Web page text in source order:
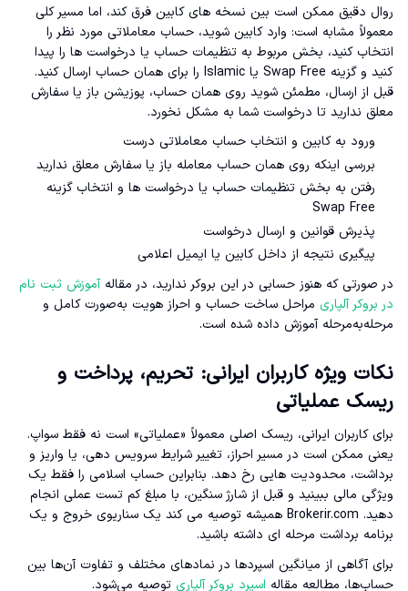
روال دقیق ممکن است بین نسخه های کابین فرق کند، اما مسیر کلی
معمولاً مشابه است: وارد کابین شوید، حساب معاملاتی مورد نظر را
انتخاب کنید، بخش مربوط به تنظیمات حساب یا درخواست ها را پیدا
کنید و گزینه Swap Free یا Islamic را برای همان حساب ارسال کنید.
قبل از ارسال، مطمئن شوید روی همان حساب، پوزیشن باز یا سفارش
معلق ندارید تا درخواست شما به مشکل نخورد.
ورود به کابین و انتخاب حساب معاملاتی درست
بررسی اینکه روی همان حساب معامله باز یا سفارش معلق ندارید
رفتن به بخش تنظیمات حساب یا درخواست ها و انتخاب گزینه
Swap Free
پذیرش قوانین و ارسال درخواست
پیگیری نتیجه از داخل کابین یا ایمیل اعلامی
در صورتی که هنوز حسابی در این بروکر ندارید، در مقاله آموزش ثبت نام
در بروکر آلپاری مراحل ساخت حساب و احراز هویت به‌صورت کامل و
مرحله‌به‌مرحله آموزش داده شده است.
نکات ویژه کاربران ایرانی: تحریم، پرداخت و
ریسک عملیاتی
برای کاربران ایرانی، ریسک اصلی معمولاً «عملیاتی» است نه فقط سواپ.
یعنی ممکن است در مسیر احراز، تغییر شرایط سرویس دهی، یا واریز و
برداشت، محدودیت هایی رخ دهد. بنابراین حساب اسلامی را فقط یک
ویژگی مالی ببینید و قبل از شارژ سنگین، با مبلغ کم تست عملی انجام
دهید. Brokerir.com همیشه توصیه می کند یک سناریوی خروج و یک
برنامه برداشت مرحله ای داشته باشید.
برای آگاهی از میانگین اسپردها در نمادهای مختلف و تفاوت آن‌ها بین
حساب‌ها، مطالعه مقاله اسپرد بروکر آلپاری توصیه می‌شود.